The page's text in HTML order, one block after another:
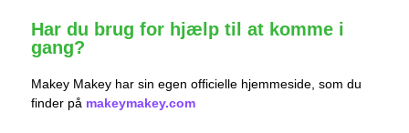
Har du brug for hjælp til at komme i
gang?
Makey Makey har sin egen officielle hjemmeside, som du
finder på makeymakey.com